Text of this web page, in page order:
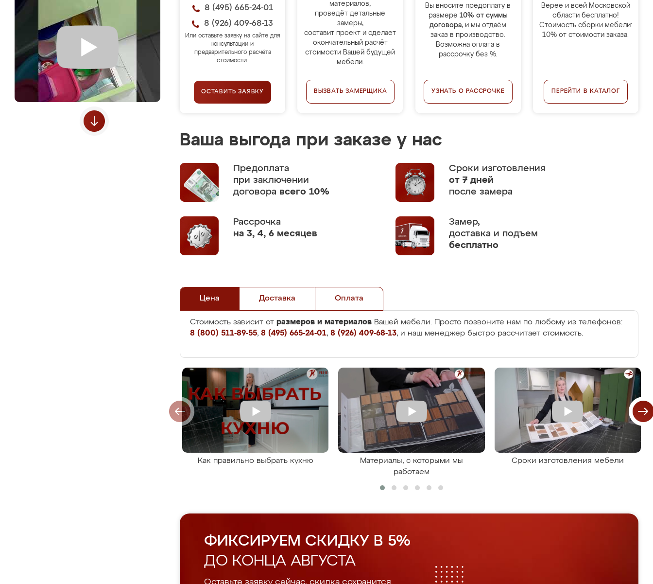
8 (495) 665-24-01
8 (926) 409-68-13
Или оставьте заявку на сайте для
консультации и
предварительного расчёта
стоимости.
ОСТАВИТЬ ЗАЯВКУ
материалов,
проведёт детальные
замеры,
составит проект и сделает
окончательный расчёт
стоимости Вашей будущей
мебели.
ВЫЗВАТЬ ЗАМЕРЩИКА
Вы вносите предоплату в
размере 10% от суммы
договора, и мы отдаём
заказ в производство.
Возможна оплата в
рассрочку без %.
УЗНАТЬ О РАССРОЧКЕ
Верее и всей Московской
области бесплатно!
Стоимость сборки мебели:
10% от стоимости заказа.
ПЕРЕЙТИ В КАТАЛОГ
Ваша выгода при заказе у нас
Предоплата
при заключении
договора всего 10%
Сроки изготовления
от 7 дней
после замера
Рассрочка
на 3, 4, 6 месяцев
Замер,
доставка и подъем
бесплатно
Цена Доставка Оплата
Стоимость зависит от размеров и материалов Вашей мебели. Просто позвоните нам по любому из телефонов:
8 (800) 511-89-55, 8 (495) 665-24-01, 8 (926) 409-68-13, и наш менеджер быстро рассчитает стоимость.
Как правильно выбрать кухню
Материалы, с которыми мы
работаем
Сроки изготовления мебели
ФИКСИРУЕМ СКИДКУ В 5%
ДО КОНЦА АВГУСТА
Оставьте заявку сейчас, скидка сохранится.